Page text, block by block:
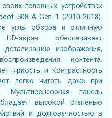
головных устройствах
508 A Gen 1 (2010-2018).
углы обзора и отличную
экран обеспечивает
изображения,
контента.
яркость и контрастность
легко читать даже при
панель
высокой степенью
и долговечностью в